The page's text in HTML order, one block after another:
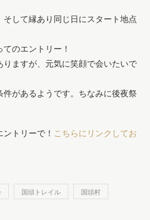
して縁あり同じ日にスタート地点
のエントリー！
りますが、元気に笑顔で会いたいで
があるようです。ちなみに後夜祭
トリーで！ こちらにリンクしてお
国頭トレイル 国頭村